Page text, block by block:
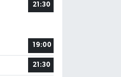
21:30
19:00
21:30